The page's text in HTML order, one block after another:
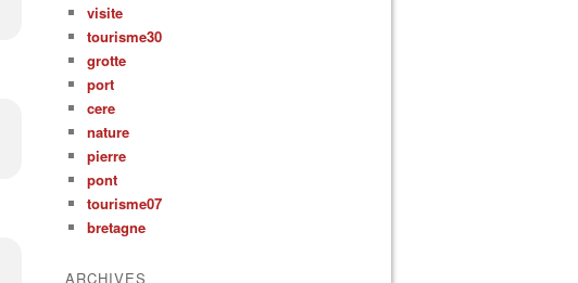
visite
tourisme30
grotte
port
cere
nature
pierre
pont
tourisme07
bretagne
ARCHIVES